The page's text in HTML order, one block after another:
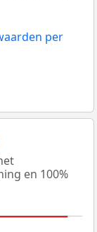
per
en 100%